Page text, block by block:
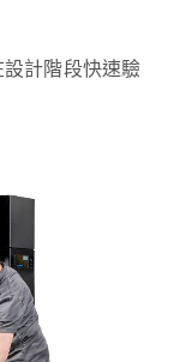
計階段快速驗